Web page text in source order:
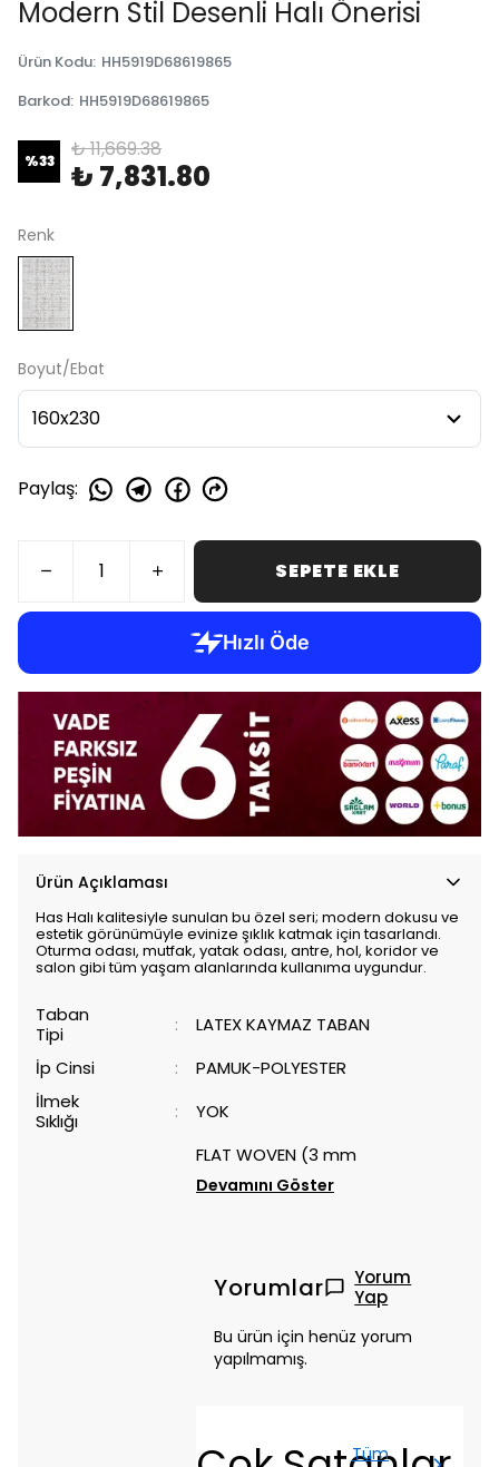
Modern Stil Desenli Halı Önerisi
Ürün Kodu: HH5919D68619865
Barkod: HH5919D68619865
%33 ₺ 11,669.38
₺ 7,831.80
Renk
Boyut/Ebat
Paylaş:
SEPETE EKLE
Ürün Açıklaması
Has Halı kalitesiyle sunulan bu özel seri; modern dokusu ve
estetik görünümüyle evinize şıklık katmak için tasarlandı.
Oturma odası, mutfak, yatak odası, antre, hol, koridor ve
salon gibi tüm yaşam alanlarında kullanıma uygundur.
Taban
Tipi
:
LATEX KAYMAZ TABAN
İp Cinsi
:
PAMUK-POLYESTER
İlmek
Sıklığı
:
YOK
FLAT WOVEN (3 mm
Devamını Göster
Yorumlar
Yorum
Yap
Bu ürün için henüz yorum
yapılmamış.
Tüm